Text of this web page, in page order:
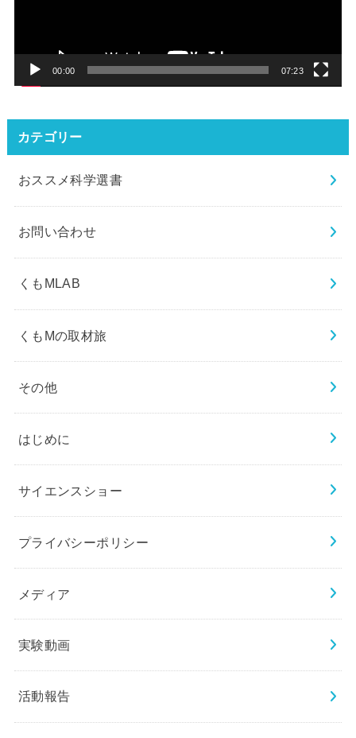
00:00 07:23
カテゴリー
おススメ科学選書
お問い合わせ
くもMLAB
くもMの取材旅
その他
はじめに
サイエンスショー
プライバシーポリシー
メディア
実験動画
活動報告